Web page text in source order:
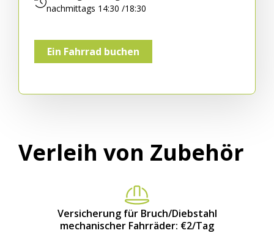
nachmittags 14:30 /18:30
Ein Fahrrad buchen
Verleih von Zubehör
Versicherung für Bruch/Diebstahl
mechanischer Fahrräder: €2/Tag